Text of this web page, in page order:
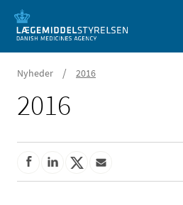
Nyheder / 2016
2016